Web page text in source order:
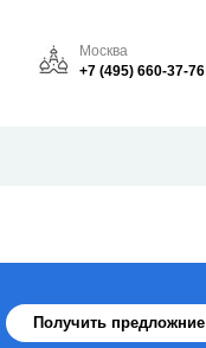
Москва
+7 (495) 660-37-76